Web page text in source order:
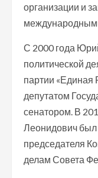
организации и
С 2000 года
политической
партии «Единая
депутатом
сенатором. В
Леонидович был
председателя
делам Совета